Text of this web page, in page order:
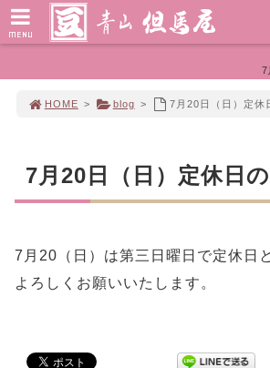
7
HOME > blog > 7月20日（日）定休
7月20日（日）定休日
7月20（日）は第三日曜日で定休日
よろしくお願いいたします。
MENU